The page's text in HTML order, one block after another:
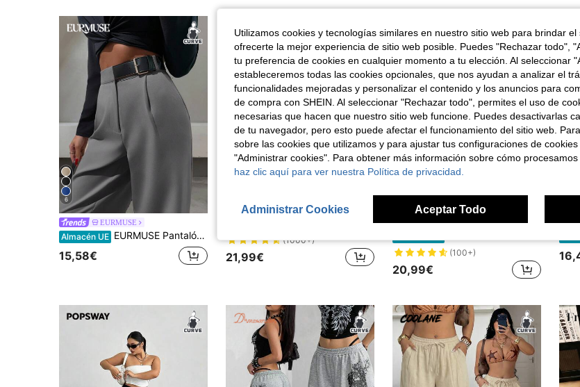
6
EURMUSE
Almacén UE EURMUSE Pantalón de corte recto con detalles de cinturón, estilo elegante
15,58€
(1000+)
21,99€
Muchica CURVE
(100+)
20,99€
Utilizamos cookies y tecnologías similares en nuestro sitio web para brindar
ofrecerte la mejor experiencia de sitio web posible. Puedes "Rechazar todo",
tu preferencia de cookies en cualquier momento a tu elección. Al seleccionar
estableceremos todas las cookies opcionales, que nos ayudan a analizar el
funcionalidades mejoradas y personalizar el contenido y los anuncios para
de compra con SHEIN. Al seleccionar "Rechazar todo", permites el uso de
necesarias que hacen que nuestro sitio web funcione. Puedes desactivarlas
de tu navegador, pero esto puede afectar el funcionamiento del sitio web.
sobre las cookies que utilizamos y para ajustar tus configuraciones de
"Administrar cookies". Para obtener más información sobre cómo
haz clic aquí para ver nuestra Política de privacidad.
Administrar Cookies Aceptar Todo